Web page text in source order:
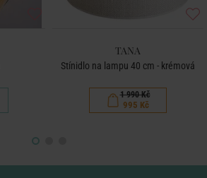
TANA
Stínidlo na lampu 40 cm - krémová
1 990 Kč
995 Kč